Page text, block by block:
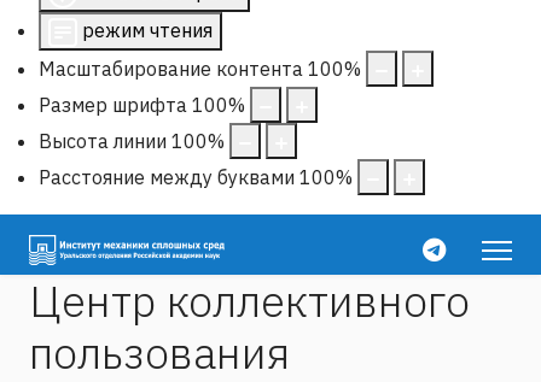
режим чтения
Масштабирование контента 100%
Размер шрифта 100%
Высота линии 100%
Расстояние между буквами 100%
Центр коллективного
пользования